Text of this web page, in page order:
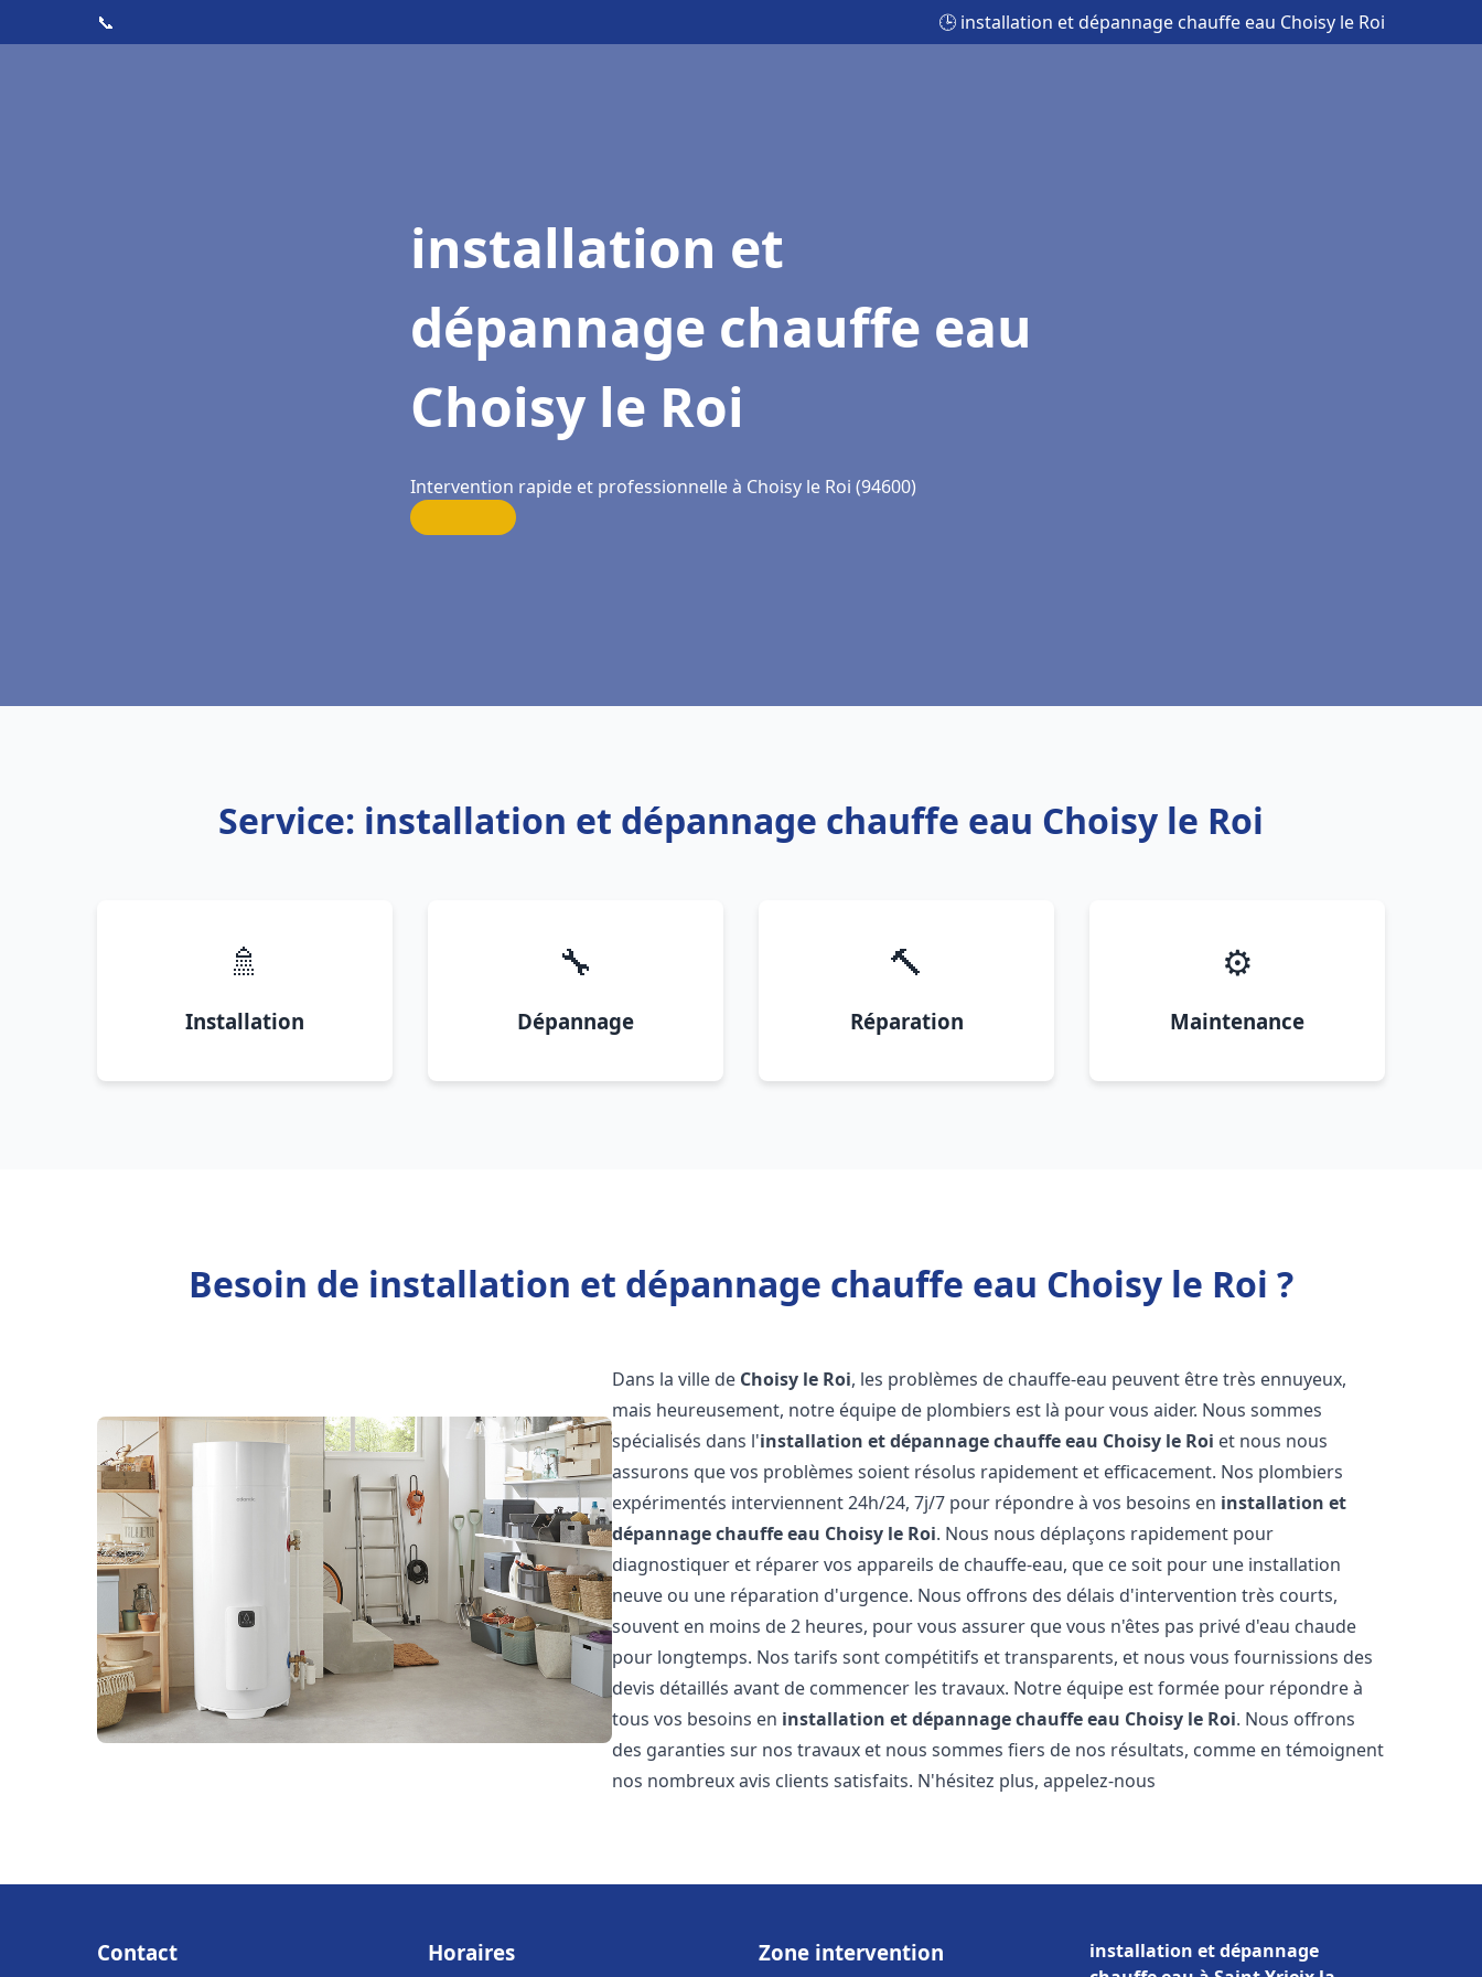
📞 🕒 installation et dépannage chauffe eau Choisy le Roi
installation et
dépannage chauffe eau
Choisy le Roi
Intervention rapide et professionnelle à Choisy le Roi (94600)
Service: installation et dépannage chauffe eau Choisy le Roi
🚿
Installation
🔧
Dépannage
🔨
Réparation
⚙️
Maintenance
Besoin de installation et dépannage chauffe eau Choisy le Roi ?
Dans la ville de Choisy le Roi, les problèmes de chauffe-eau peuvent être très ennuyeux,
mais heureusement, notre équipe de plombiers est là pour vous aider. Nous sommes
spécialisés dans l'installation et dépannage chauffe eau Choisy le Roi et nous nous
assurons que vos problèmes soient résolus rapidement et efficacement. Nos plombiers
expérimentés interviennent 24h/24, 7j/7 pour répondre à vos besoins en installation et
dépannage chauffe eau Choisy le Roi. Nous nous déplaçons rapidement pour
diagnostiquer et réparer vos appareils de chauffe-eau, que ce soit pour une installation
neuve ou une réparation d'urgence. Nous offrons des délais d'intervention très courts,
souvent en moins de 2 heures, pour vous assurer que vous n'êtes pas privé d'eau chaude
pour longtemps. Nos tarifs sont compétitifs et transparents, et nous vous fournissions des
devis détaillés avant de commencer les travaux. Notre équipe est formée pour répondre à
tous vos besoins en installation et dépannage chauffe eau Choisy le Roi. Nous offrons
des garanties sur nos travaux et nous sommes fiers de nos résultats, comme en témoignent
nos nombreux avis clients satisfaits. N'hésitez plus, appelez-nous
Contact Horaires Zone intervention
installation et dépannage